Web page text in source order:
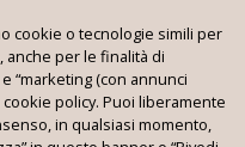
cookie o tecnologie simili per
anche per le finalità di
“marketing (con annunci
policy. Puoi liberamente
in qualsiasi momento,